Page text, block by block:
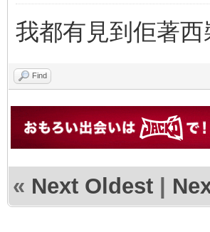
我都有見到佢著西
Find
« Next Oldest |